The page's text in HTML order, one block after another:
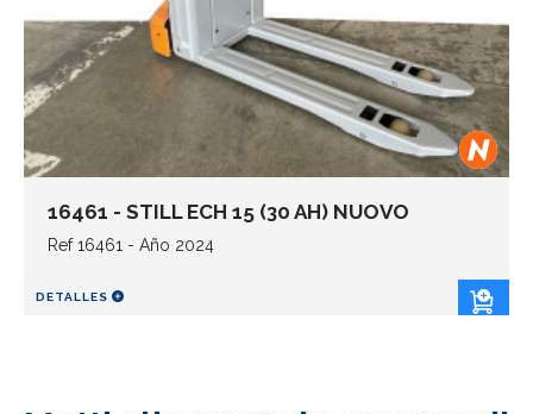
16461 - STILL ECH 15 (30 AH) NUOVO
Ref 16461 - Año 2024
DETALLES